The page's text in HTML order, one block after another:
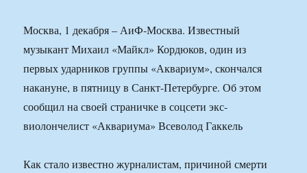
Москва, 1 декабря – АиФ-Москва. Известный
музыкант Михаил «Майкл» Кордюков, один из
первых ударников группы «Аквариум», скончался
накануне, в пятницу в Санкт-Петербурге. Об этом
сообщил на своей страничке в соцсети экс-
виолончелист «Аквариума» Всеволод Гаккель
Как стало известно журналистам, причиной смерти